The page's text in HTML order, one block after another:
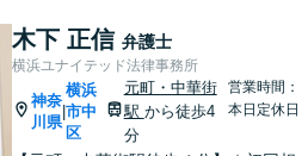
木下 正信 弁護士
横浜ユナイテッド法律事務所
神奈
川県
|
横浜
市中
区
元町・中華街
駅 から徒歩4
分
営業時間：
本日定休日